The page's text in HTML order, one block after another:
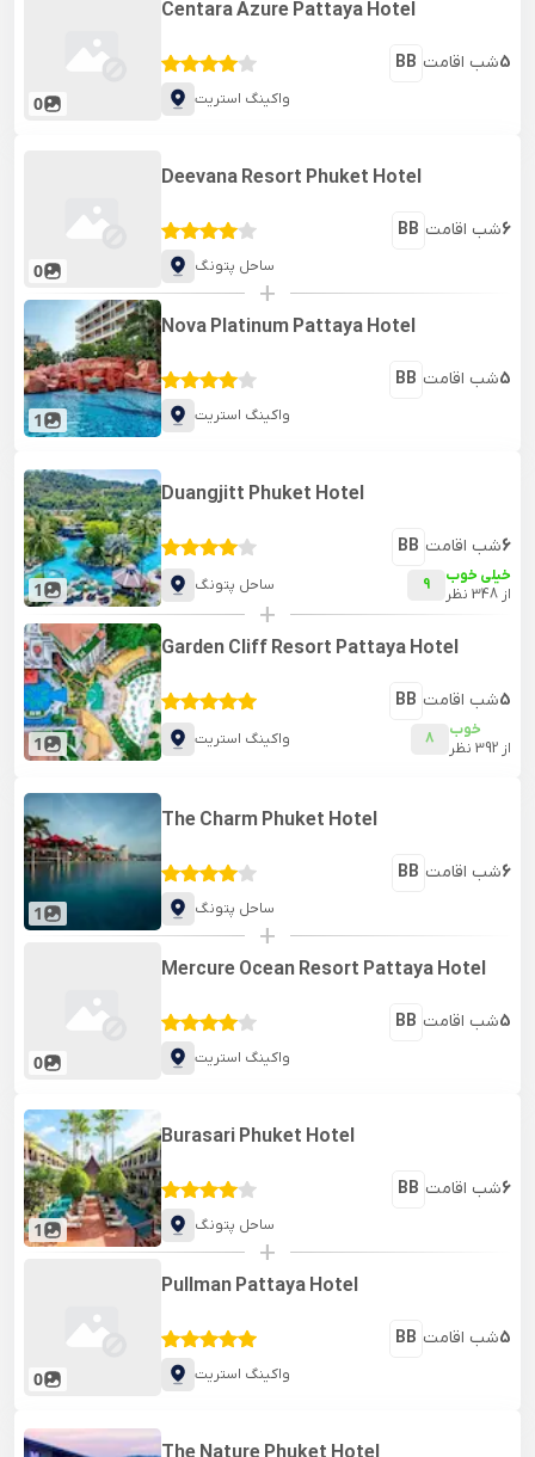
0
Centara Azure Pattaya Hotel
BB شب اقامت5
واکینگ استریت
0
Deevana Resort Phuket Hotel
BB شب اقامت6
ساحل پتونگ
+
1
Nova Platinum Pattaya Hotel
BB شب اقامت5
واکینگ استریت
1
Duangjitt Phuket Hotel
BB شب اقامت6
ساحل پتونگ 9
خیلی خوب
از 348 نظر
+
1
Garden Cliff Resort Pattaya Hotel
BB شب اقامت5
واکینگ استریت 8
خوب
از 392 نظر
1
The Charm Phuket Hotel
BB شب اقامت6
ساحل پتونگ
+
0
Mercure Ocean Resort Pattaya Hotel
BB شب اقامت5
واکینگ استریت
1
Burasari Phuket Hotel
BB شب اقامت6
ساحل پتونگ
+
0
Pullman Pattaya Hotel
BB شب اقامت5
واکینگ استریت